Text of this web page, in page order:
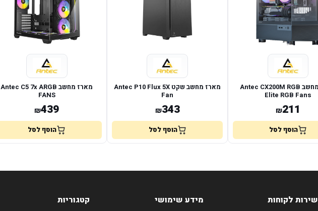
מארז מחשב Antec CX200M RGB
Elite RGB Fans
₪211
הוסף לסל
מארז מחשב שקט Antec P10 Flux 5X
Fan
₪343
הוסף לסל
מארז מחשב Antec C5 7x ARGB
FANS
₪439
הוסף לסל
שירות לקוחות מידע שימושי קטגוריות